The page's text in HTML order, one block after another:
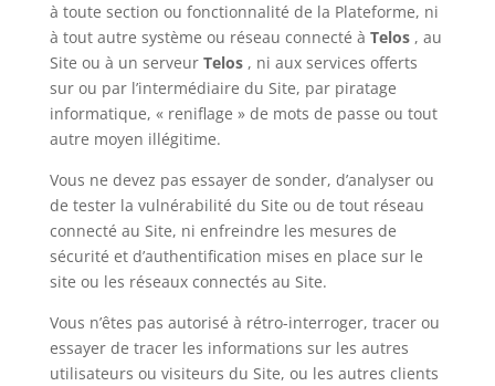
à toute section ou fonctionnalité de la Plateforme, ni
à tout autre système ou réseau connecté à Telos, au
Site ou à un serveur Telos, ni aux services offerts
sur ou par l’intermédiaire du Site, par piratage
informatique, « reniflage » de mots de passe ou tout
autre moyen illégitime.
Vous ne devez pas essayer de sonder, d’analyser ou
de tester la vulnérabilité du Site ou de tout réseau
connecté au Site, ni enfreindre les mesures de
sécurité et d’authentification mises en place sur le
site ou les réseaux connectés au Site.
Vous n’êtes pas autorisé à rétro-interroger, tracer ou
essayer de tracer les informations sur les autres
utilisateurs ou visiteurs du Site, ou les autres clients